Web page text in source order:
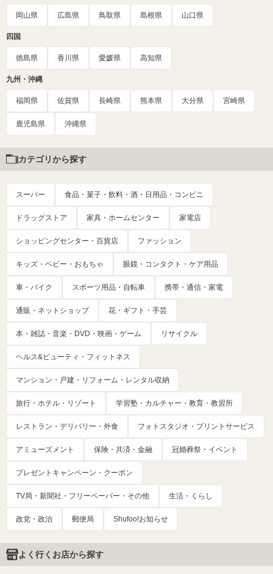
岡山県 広島県 鳥取県 島根県 山口県
四国
徳島県 香川県 愛媛県 高知県
九州・沖縄
福岡県 佐賀県 長崎県 熊本県 大分県 宮崎県
鹿児島県 沖縄県
カテゴリから探す
スーパー 食品・菓子・飲料・酒・日用品・コンビニ
ドラッグストア 家具・ホームセンター 家電店
ショッピングセンター・百貨店 ファッション
キッズ・ベビー・おもちゃ 眼鏡・コンタクト・ケア用品
車・バイク スポーツ用品・自転車 携帯・通信・家電
通販・ネットショップ 花・ギフト・手芸
本・雑誌・音楽・DVD・映画・ゲーム リサイクル
ヘルス&ビューティ・フィットネス
マンション・戸建・リフォーム・レンタル収納
旅行・ホテル・リゾート 学習塾・カルチャー・教育・教習所
レストラン・デリバリー・外食 フォトスタジオ・プリントサービス
アミューズメント 保険・共済・金融 冠婚葬祭・イベント
プレゼントキャンペーン・クーポン
TV局・新聞社・フリーペーパー・その他 生活・くらし
政党・政治 郵便局 Shufoo!お知らせ
よく行くお店から探す